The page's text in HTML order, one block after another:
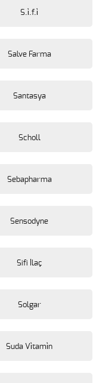
S.i̇.f.i̇
Salve Farma
Santasya
Scholl
Sebapharma
Sensodyne
Sifi İlaç
Solgar
Suda Vi̇tami̇n